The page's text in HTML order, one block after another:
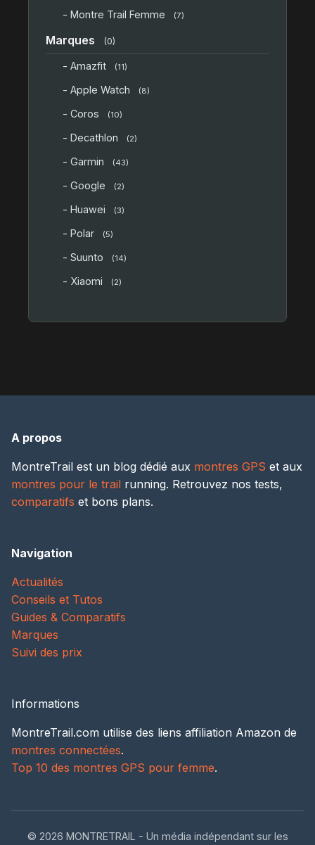
- Montre Trail Femme (7)
Marques (0)
- Amazfit (11)
- Apple Watch (8)
- Coros (10)
- Decathlon (2)
- Garmin (43)
- Google (2)
- Huawei (3)
- Polar (5)
- Suunto (14)
- Xiaomi (2)
A propos
MontreTrail est un blog dédié aux montres GPS et aux
montres pour le trail running. Retrouvez nos tests,
comparatifs et bons plans.
Navigation
Actualités
Conseils et Tutos
Guides & Comparatifs
Marques
Suivi des prix
Informations
MontreTrail.com utilise des liens affiliation Amazon de
montres connectées.
Top 10 des montres GPS pour femme.
© 2026 MONTRETRAIL - Un média indépendant sur les